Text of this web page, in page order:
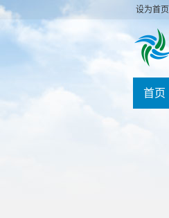
设为首页
首页